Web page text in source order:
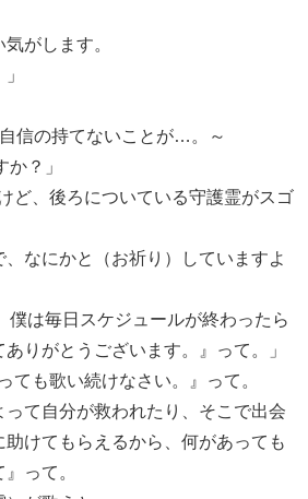
がします。
信の持てないことが…。～
？」
ど、後ろについている守護霊がスゴ
なにかと（お祈り）していますよ
僕は毎日スケジュールが終わったら
ありがとうございます。』って。」
ても歌い続けなさい。』って。
って自分が救われたり、そこで出会
助けてもらえるから、何があっても
って。